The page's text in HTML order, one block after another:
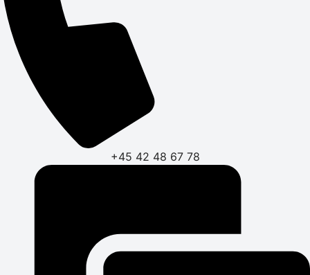
+45 42 48 67 78